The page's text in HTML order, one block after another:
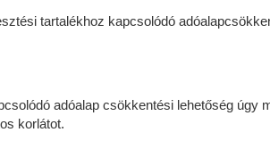
tartalékhoz kapcsolódó
adóalap csökkentési lehetőség úgy
korlátot.